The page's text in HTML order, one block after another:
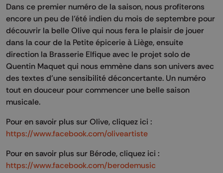
Dans ce premier numéro de la saison, nous profiterons
encore un peu de l’été indien du mois de septembre pour
découvrir la belle Olive qui nous fera le plaisir de jouer
dans la cour de la Petite épicerie à Liège, ensuite
direction la Brasserie Elfique avec le projet solo de
Quentin Maquet qui nous emmène dans son univers avec
des textes d’une sensibilité déconcertante. Un numéro
tout en douceur pour commencer une belle saison
musicale.
Pour en savoir plus sur Olive, cliquez ici :
https://www.facebook.com/oliveartiste
Pour en savoir plus sur Bérode, cliquez ici :
https://www.facebook.com/berodemusic